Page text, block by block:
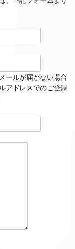
ールが届かない場合
アドレスでのご登録